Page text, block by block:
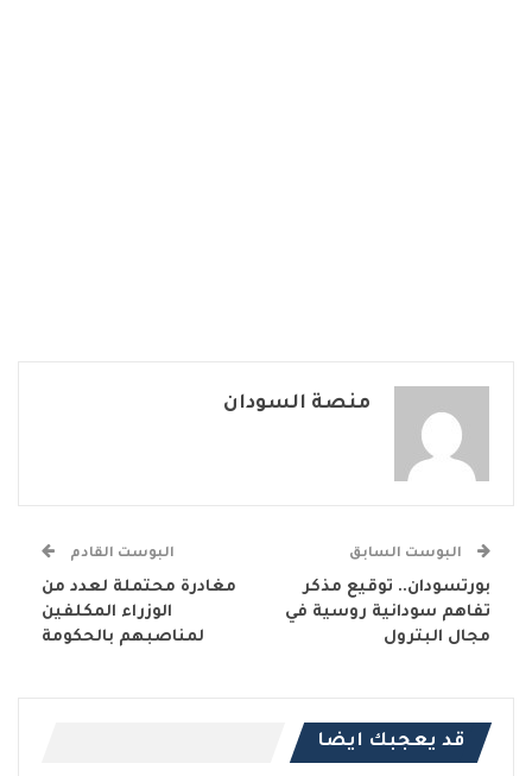
منصة السودان
البوست السابق
بورتسودان.. توقيع مذكر
تفاهم سودانية روسية في
مجال البترول
البوست القادم
مغادرة محتملة لعدد من
الوزراء المكلفين
لمناصبهم بالحكومة
قد يعجبك ايضا